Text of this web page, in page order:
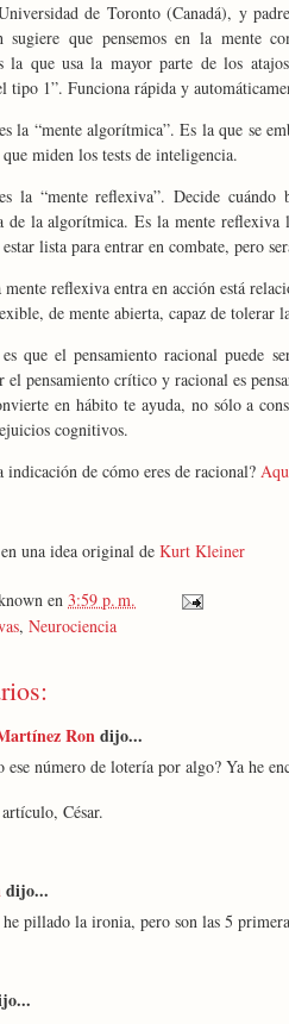
de Toronto (Canadá), y
sugiere que pensemos en la mente
la que usa la mayor parte de los
tipo 1”. Funciona rápida y
la “mente algorítmica”. Es la que se
miden los tests de inteligencia.
la “mente reflexiva”. Decide
de la algorítmica. Es la mente
lista para entrar en combate, pero
reflexiva entra en acción está
de mente abierta, capaz de tolerar
que el pensamiento racional puede
el pensamiento crítico y racional es
en hábito te ayuda, no sólo a
cognitivos.
indicación de cómo eres de racional?
una idea original de Kurt Kleiner
en 3:59 p. m.
, Neurociencia
Rondijo...
ese número de lotería por algo? Ya he
César.
dijo...
he pillado la ironia, pero son las 5